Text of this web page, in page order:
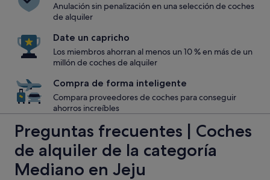
Anulación sin penalización en una selección de coches
de alquiler
Date un capricho
Los miembros ahorran al menos un 10 % en más de un
millón de coches de alquiler
Compra de forma inteligente
Compara proveedores de coches para conseguir
ahorros increíbles
Preguntas frecuentes | Coches
de alquiler de la categoría
Mediano en Jeju